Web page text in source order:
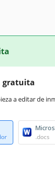
gratuita
a editar de
.docs